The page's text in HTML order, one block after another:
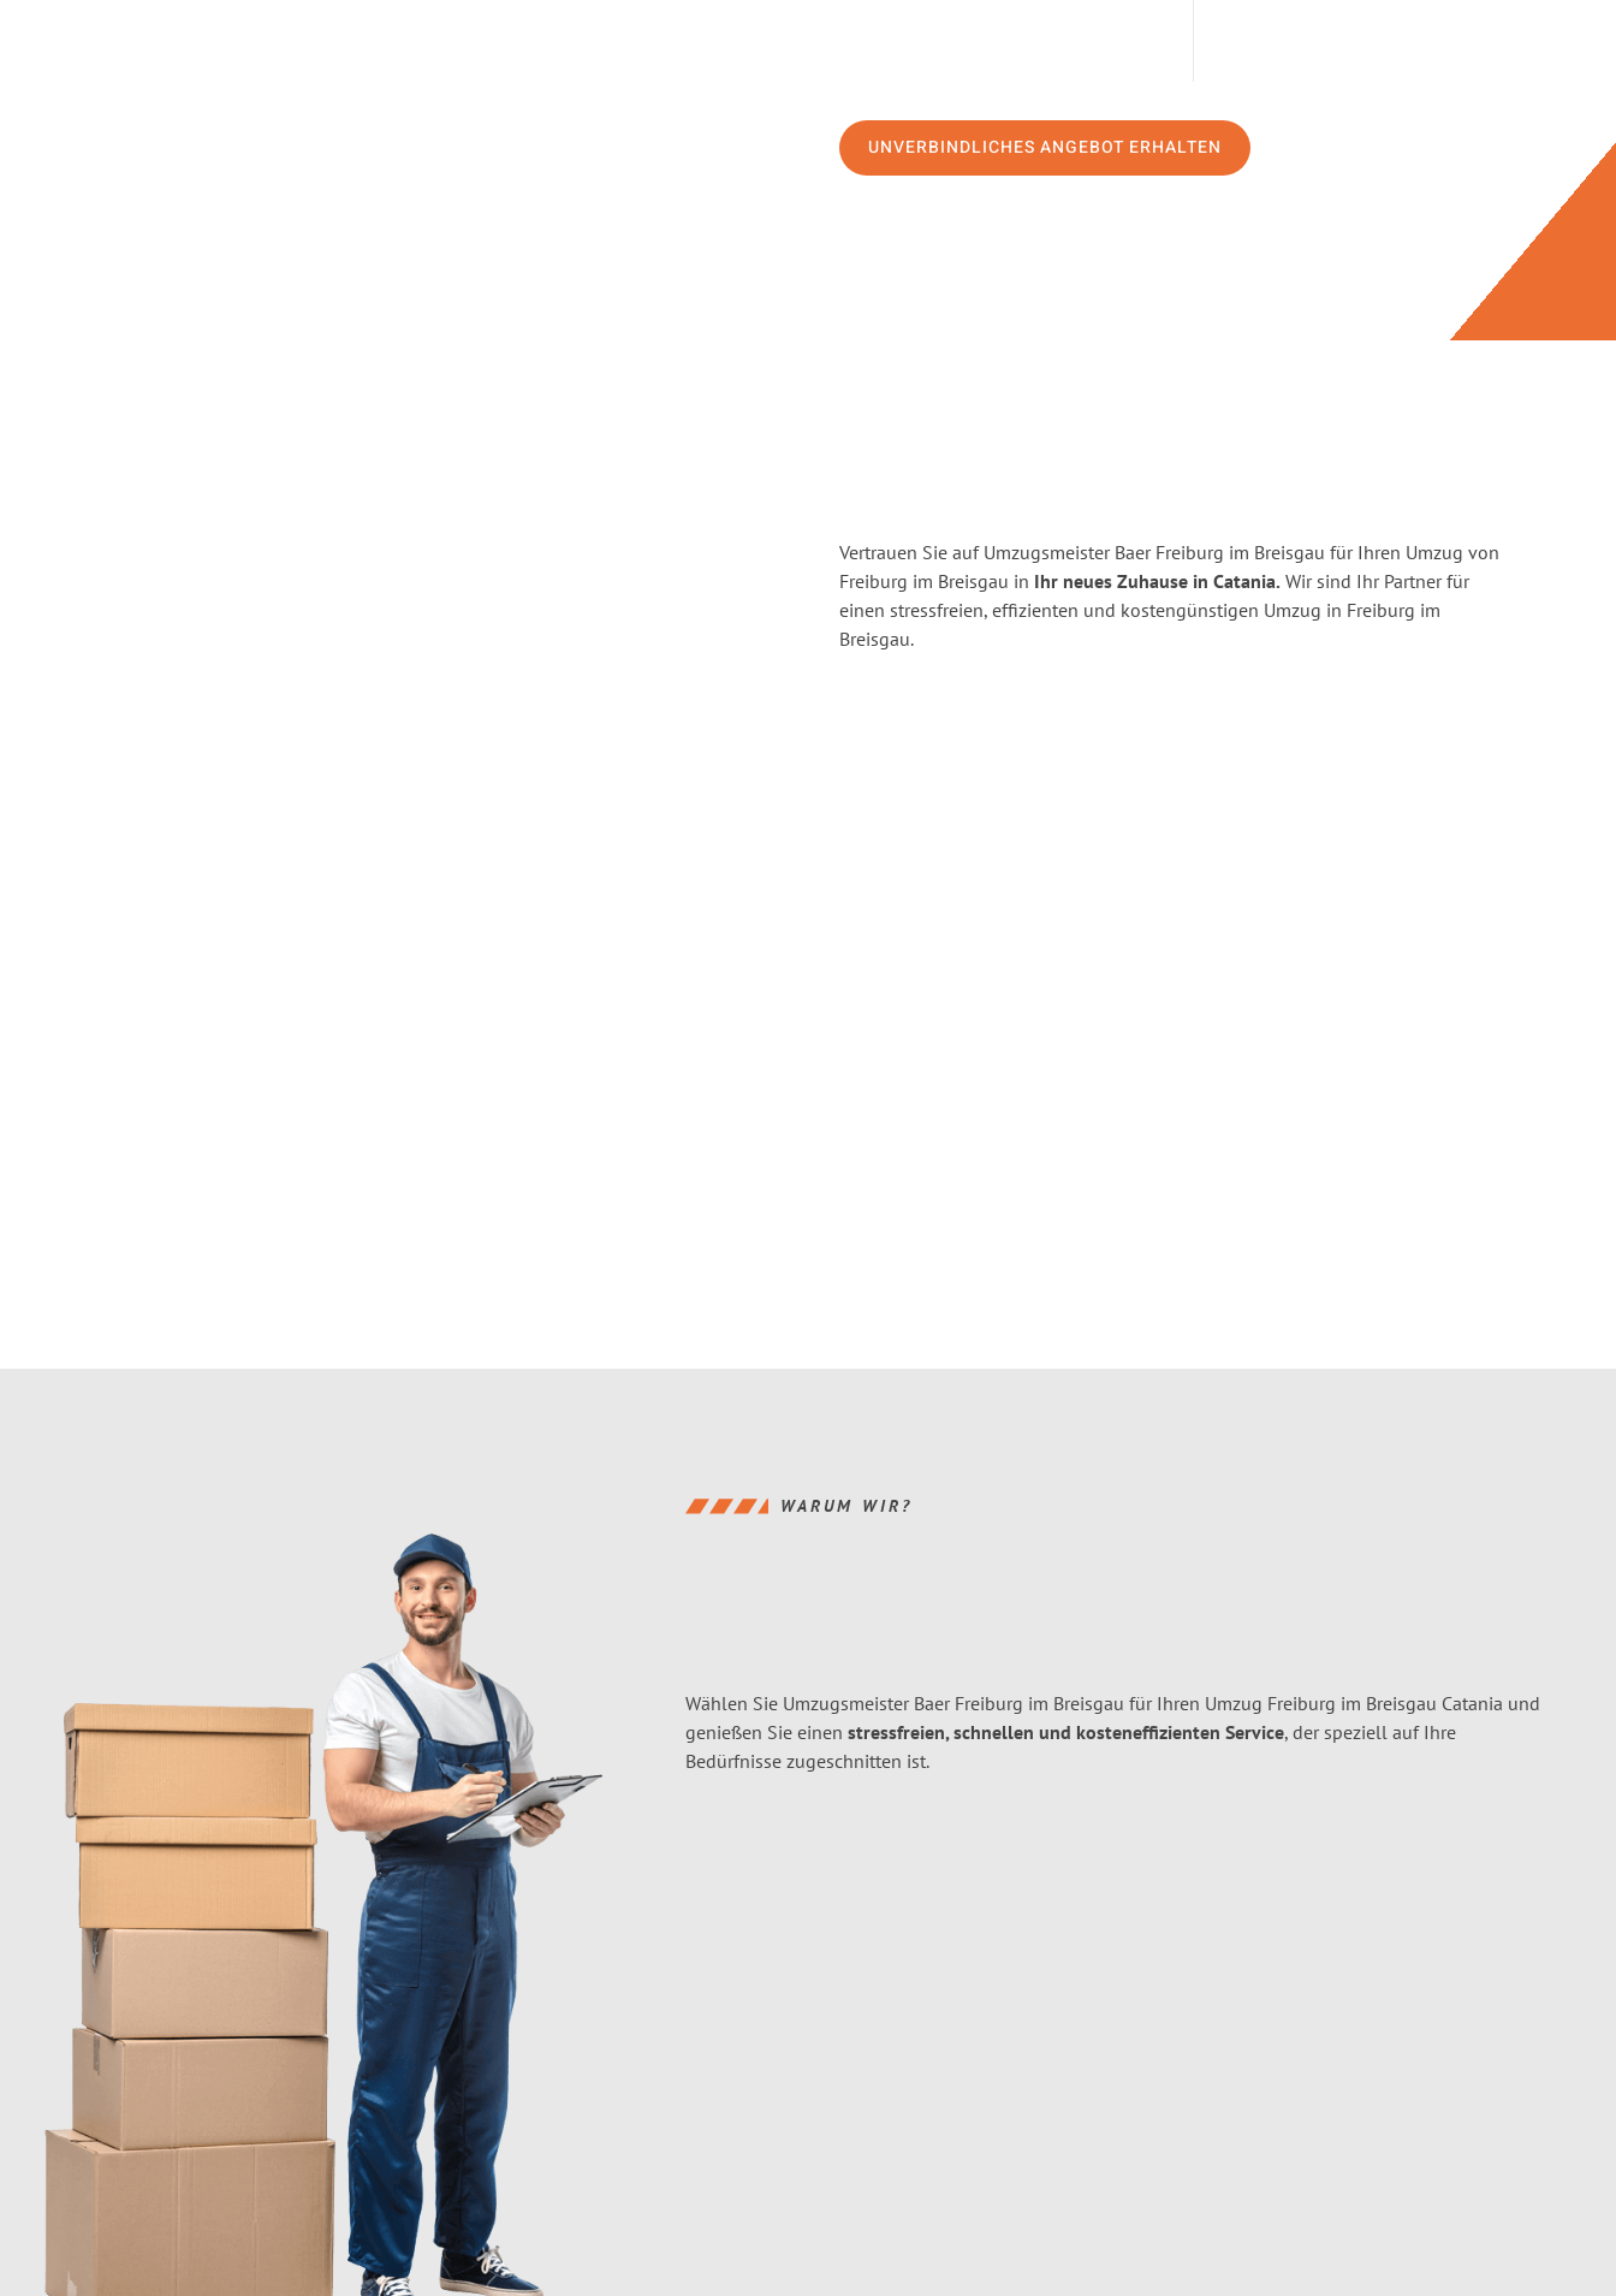
UNVERBINDLICHES ANGEBOT ERHALTEN
Vertrauen Sie auf Umzugsmeister Baer Freiburg im Breisgau für Ihren Umzug von
Freiburg im Breisgau in Ihr neues Zuhause in Catania. Wir sind Ihr Partner für
einen stressfreien, effizienten und kostengünstigen Umzug in Freiburg im
Breisgau.
WARUM WIR?
Wählen Sie Umzugsmeister Baer Freiburg im Breisgau für Ihren Umzug Freiburg im Breisgau Catania und
genießen Sie einen stressfreien, schnellen und kosteneffizienten Service, der speziell auf Ihre
Bedürfnisse zugeschnitten ist.